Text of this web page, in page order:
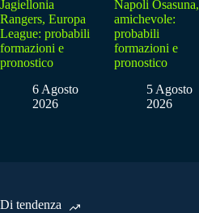
Jagiellonia
Rangers, Europa
League: probabili
formazioni e
pronostico
6 Agosto
2026
Napoli Osasuna,
amichevole:
probabili
formazioni e
pronostico
5 Agosto
2026
Di tendenza